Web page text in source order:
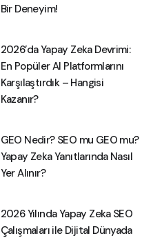
Bir Deneyim!
2026’da Yapay Zeka Devrimi:
En Popüler AI Platformlarını
Karşılaştırdık – Hangisi
Kazanır?
GEO Nedir? SEO mu GEO mu?
Yapay Zeka Yanıtlarında Nasıl
Yer Alınır?
2026 Yılında Yapay Zeka SEO
Çalışmaları ile Dijital Dünyada